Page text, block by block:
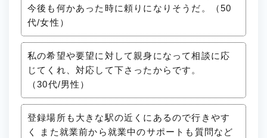
今後も何かあった時に頼りになりそうだ。（50
代/女性）
私の希望や要望に対して親身になって相談に応
じてくれ、対応して下さったからです。
（30代/男性）
登録場所も大きな駅の近くにあるので行きやす
く また就業前から就業中のサポートも質問など